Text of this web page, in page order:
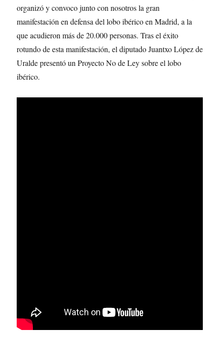
organizó y convoco junto con nosotros la gran
manifestación en defensa del lobo ibérico en Madrid, a la
que acudieron más de 20.000 personas. Tras el éxito
rotundo de esta manifestación, el diputado Juantxo López de
Uralde presentó un Proyecto No de Ley sobre el lobo
ibérico.